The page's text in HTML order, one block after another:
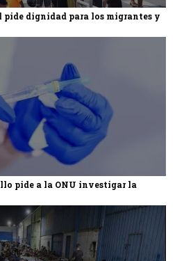
pide dignidad para los migrantes y
pide a la ONU investigar la